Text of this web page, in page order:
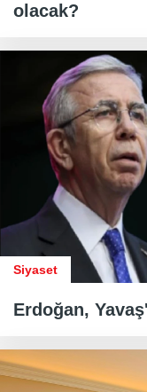
olacak?
Siyaset
Erdoğan,